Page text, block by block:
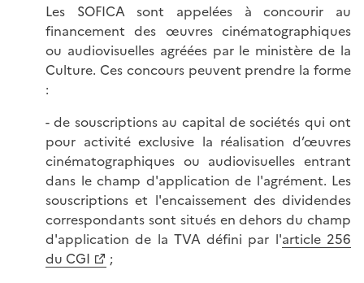
Les SOFICA sont appelées à concourir au
financement des œuvres cinématographiques
ou audiovisuelles agréées par le ministère de la
Culture. Ces concours peuvent prendre la forme
:
- de souscriptions au capital de sociétés qui ont
pour activité exclusive la réalisation d’œuvres
cinématographiques ou audiovisuelles entrant
dans le champ d'application de l'agrément. Les
souscriptions et l'encaissement des dividendes
correspondants sont situés en dehors du champ
d'application de la TVA défini par l'article 256
du CGI
;